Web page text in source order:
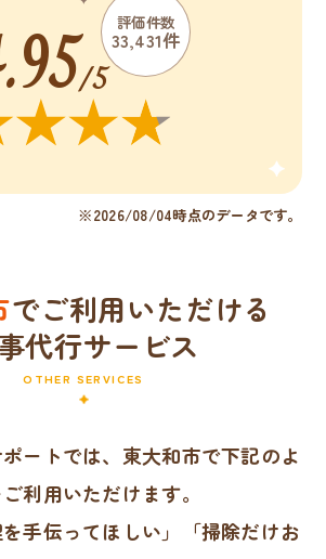
/5
評価件数
33,431件
※2026/08/04時点のデータです。
でご利用いただける
代行サービス
OTHER SERVICES
ートでは、東大和市で下記のよ
利用いただけます。
を手伝ってほしい」「掃除だけお